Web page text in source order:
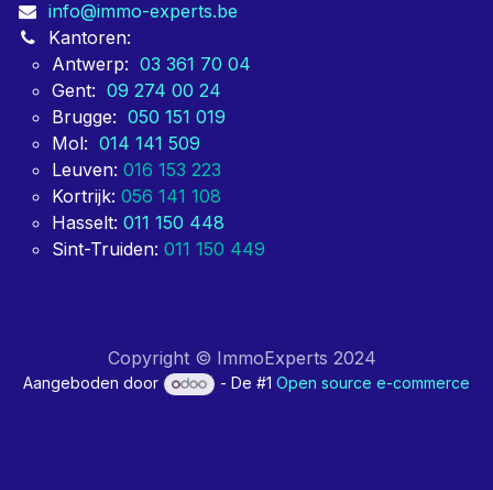
info@immo-experts.be
Kantoren:
Antwerp: 03 361 70 04
Gent: 09 274 00 24
Brugge: 050 151 019
Mol: 014 141 509
Leuven: 016 153 223
Kortrijk: 056 141 108
Hasselt: 011 150 448
Sint-Truiden: 011 150 449
Copyright © ImmoExperts 2024
Aangeboden door - De #1Open source e-commerce